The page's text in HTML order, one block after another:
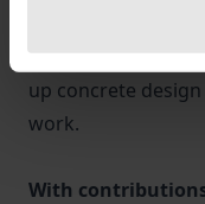
promoting health,
a differentiated
up concrete
work.
With